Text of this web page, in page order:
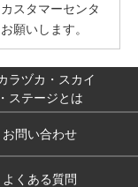
スタマーセンタ
願いします。
ラヅカ・スカイ
・ステージとは
お問い合わせ
よくある質問